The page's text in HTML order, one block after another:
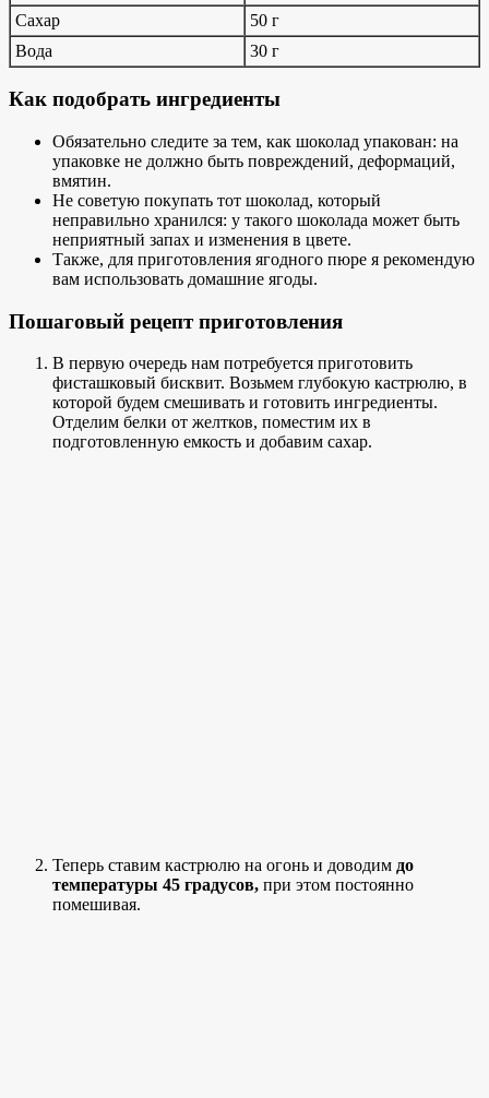
Сахар
50 г
Вода
30 г
Как подобрать ингредиенты
Обязательно следите за тем, как шоколад упакован: на
упаковке не должно быть повреждений, деформаций,
вмятин.
Не советую покупать тот шоколад, который
неправильно хранился: у такого шоколада может быть
неприятный запах и изменения в цвете.
Также, для приготовления ягодного пюре я рекомендую
вам использовать домашние ягоды.
Пошаговый рецепт приготовления
В первую очередь нам потребуется приготовить
фисташковый бисквит. Возьмем глубокую кастрюлю, в
которой будем смешивать и готовить ингредиенты.
Отделим белки от желтков, поместим их в
подготовленную емкость и добавим сахар.
Теперь ставим кастрюлю на огонь и доводим до
температуры 45 градусов, при этом постоянно
помешивая.